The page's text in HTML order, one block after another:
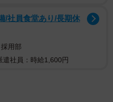
/社員食堂あり/長期休
用部
遣社員：時給1,600円